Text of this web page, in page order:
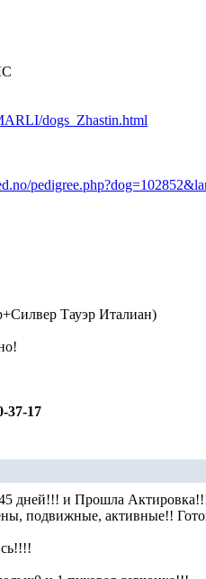
dogs_Zhastin.html
Тауэр Италиан)
37-17
дней!!! и Прошла
подвижные, активные!!